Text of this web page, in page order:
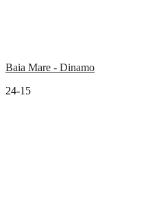
Baia Mare - Dinamo
24-15